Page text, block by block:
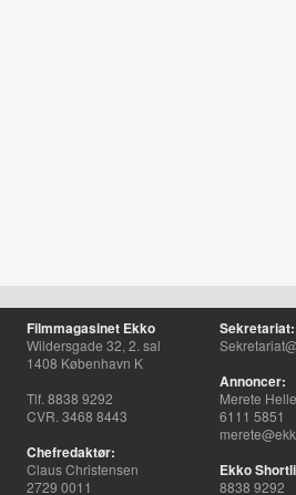
Filmmagasinet Ekko
Wildersgade 32, 2. sal
1408 København K
Tlf. 8838 9292
CVR. 3468 8443
Chefredaktør:
Claus Christensen
2729 0011
Sekretariat:
Annoncer:
Merete
6111 5851
Ekko
8838 9292